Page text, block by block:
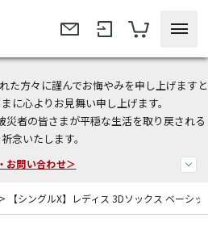
た方々に謹んでお悔やみを申し上げますと
に心よりお見舞い申し上げます。
災者の皆さまが平穏な生活を取り戻される
念いたします。
クーポンプレゼント！
お問い合わせ＞
> 【シングルX】レディス 3Dソックス ベーシ